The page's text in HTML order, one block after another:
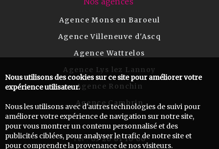
Agence Mons en Baroeul
Agence Villeneuve d'Ascq
Agence Wattrelos
Agence Lys lez Lannoy
Agence Ronchin
Agence Cambrin
Tel :03 20 61 10 00
Nous utilisons des cookies sur ce site pour améliorer votre
expérience utilisateur.
Nous les utilisons avec d'autres technologies de suivi pour
améliorer votre expérience de navigation sur notre site,
pour vous montrer un contenu personnalisé et des
publicités ciblées, pour analyser le trafic de notre site et
pour comprendre la provenance de nos visiteurs.